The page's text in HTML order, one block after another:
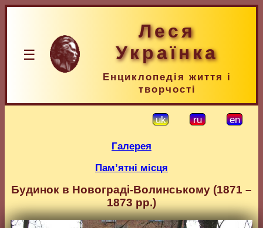
☰
Леся
Українка
Енциклопедія життя і
творчості
uk ru en
Галерея
Пам’ятні місця
Будинок в Новограді-Волинському (1871 –
1873 рр.)